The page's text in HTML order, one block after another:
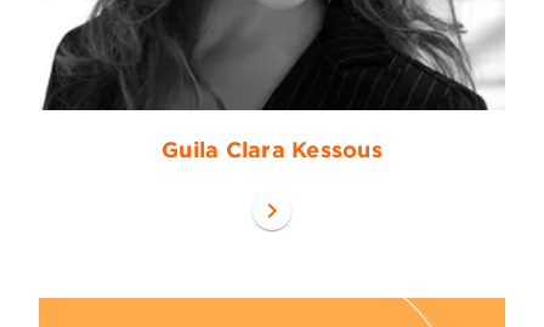
Guila Clara Kessous
chevron_right